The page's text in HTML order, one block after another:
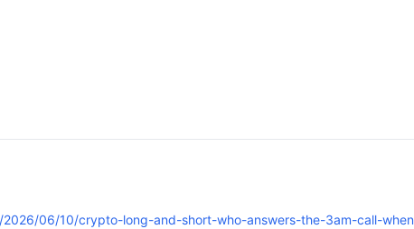
06/10/crypto-long-and-short-who-answers-the-3am-call-when